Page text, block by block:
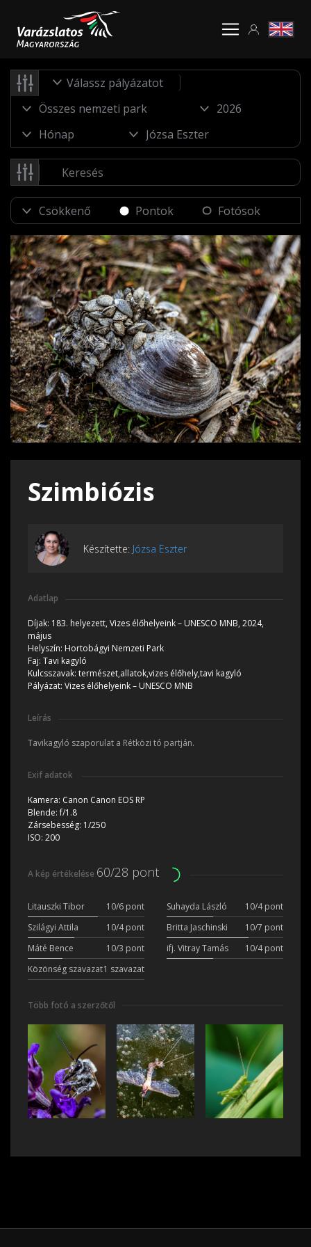
Válassz pályázatot
Pontok Fotósok
Szimbiózis
Készítette: Józsa Eszter
Adatlap
Díjak: 183. helyezett, Vizes élőhelyeink – UNESCO MNB, 2024,
május
Helyszín: Hortobágyi Nemzeti Park
Faj: Tavi kagyló
Kulcsszavak: természet,allatok,vizes élőhely,tavi kagyló
Pályázat: Vizes élőhelyeink – UNESCO MNB
Leírás
Tavikagyló szaporulat a Rétközi tó partján.
Exif adatok
Kamera: Canon Canon EOS RP
Blende:f/1.8
Zársebesség: 1/250
ISO: 200
A kép értékelése 60/28 pont
Litauszki Tibor 10/6 pont Suhayda László
10/4 pont
Szilágyi Attila
10/4 pont Britta Jaschinski
10/7 pont
Máté Bence
10/3 pont ifj. Vitray Tamás
10/4 pont
Közönség szavazat1 szavazat
Több fotó a szerzőtől